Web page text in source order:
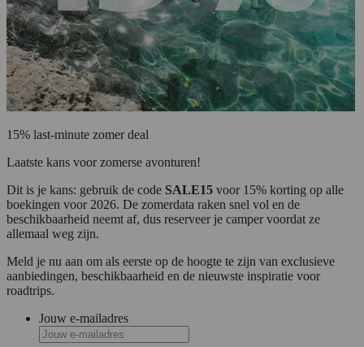
15% last-minute zomer deal
Laatste kans voor zomerse avonturen!
Dit is je kans: gebruik de code SALE15 voor 15% korting op alle
boekingen voor 2026. De zomerdata raken snel vol en de
beschikbaarheid neemt af, dus reserveer je camper voordat ze
allemaal weg zijn.
Meld je nu aan om als eerste op de hoogte te zijn van exclusieve
aanbiedingen, beschikbaarheid en de nieuwste inspiratie voor
roadtrips.
Jouw e-mailadres